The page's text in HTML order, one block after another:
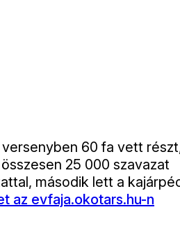
60 fa vett
25 000 szavazat
második lett a
az evfaja.okotars.hu-n